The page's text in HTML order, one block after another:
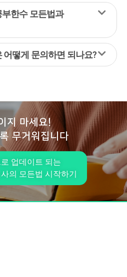
한수 모든법과
어떻게 문의하면 되나요?
지 마세요!
무거워집니다
업데이트 되는
의 모든법 시작하기